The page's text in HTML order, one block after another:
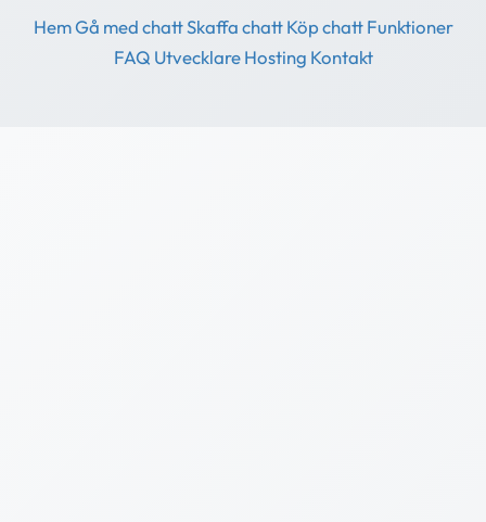
HemGå med chattSkaffa chatt Köp chatt Funktioner
FAQ Utvecklare Hosting Kontakt